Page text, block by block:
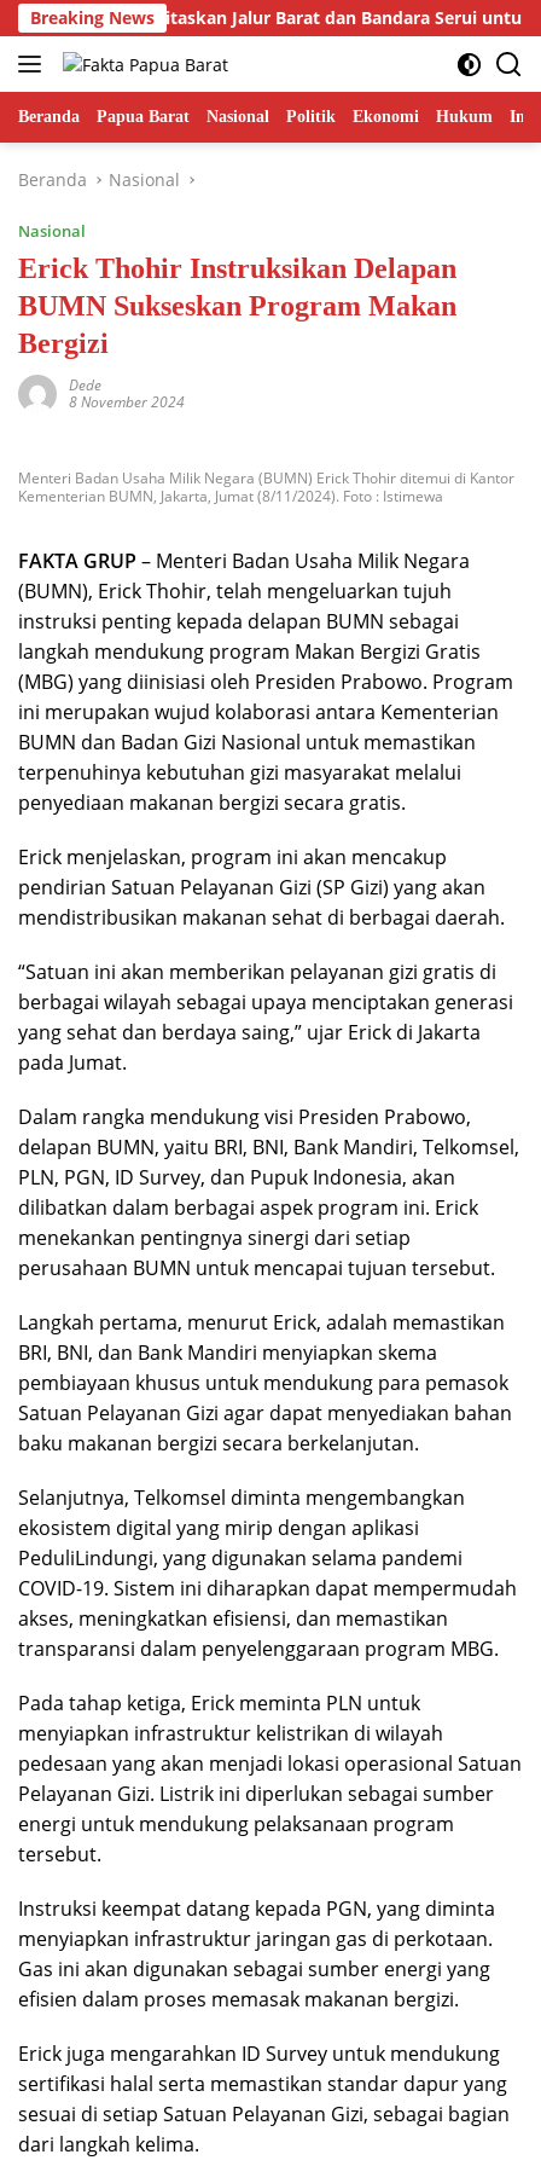
Langsung
ke
konten
Breaking News
Fakhiri Prioritaskan Jalur Barat dan Bandara Serui untuk
Beranda Papua Barat Nasional Politik Ekonomi Hukum
Beranda Nasional
Nasional
Erick Thohir Instruksikan Delapan
BUMN Sukseskan Program Makan
Bergizi
Dede
8 November 2024
Menteri Badan Usaha Milik Negara (BUMN) Erick Thohir ditemui di Kantor
Kementerian BUMN, Jakarta, Jumat (8/11/2024). Foto : Istimewa
FAKTA GRUP – Menteri Badan Usaha Milik Negara
(BUMN), Erick Thohir, telah mengeluarkan tujuh
instruksi penting kepada delapan BUMN sebagai
langkah mendukung program Makan Bergizi Gratis
(MBG) yang diinisiasi oleh Presiden Prabowo. Program
ini merupakan wujud kolaborasi antara Kementerian
BUMN dan Badan Gizi Nasional untuk memastikan
terpenuhinya kebutuhan gizi masyarakat melalui
penyediaan makanan bergizi secara gratis.
Erick menjelaskan, program ini akan mencakup
pendirian Satuan Pelayanan Gizi (SP Gizi) yang akan
mendistribusikan makanan sehat di berbagai daerah.
“Satuan ini akan memberikan pelayanan gizi gratis di
berbagai wilayah sebagai upaya menciptakan generasi
yang sehat dan berdaya saing,” ujar Erick di Jakarta
pada Jumat.
Dalam rangka mendukung visi Presiden Prabowo,
delapan BUMN, yaitu BRI, BNI, Bank Mandiri, Telkomsel,
PLN, PGN, ID Survey, dan Pupuk Indonesia, akan
dilibatkan dalam berbagai aspek program ini. Erick
menekankan pentingnya sinergi dari setiap
perusahaan BUMN untuk mencapai tujuan tersebut.
Langkah pertama, menurut Erick, adalah memastikan
BRI, BNI, dan Bank Mandiri menyiapkan skema
pembiayaan khusus untuk mendukung para pemasok
Satuan Pelayanan Gizi agar dapat menyediakan bahan
baku makanan bergizi secara berkelanjutan.
Selanjutnya, Telkomsel diminta mengembangkan
ekosistem digital yang mirip dengan aplikasi
PeduliLindungi, yang digunakan selama pandemi
COVID-19. Sistem ini diharapkan dapat mempermudah
akses, meningkatkan efisiensi, dan memastikan
transparansi dalam penyelenggaraan program MBG.
Pada tahap ketiga, Erick meminta PLN untuk
menyiapkan infrastruktur kelistrikan di wilayah
pedesaan yang akan menjadi lokasi operasional Satuan
Pelayanan Gizi. Listrik ini diperlukan sebagai sumber
energi untuk mendukung pelaksanaan program
tersebut.
Instruksi keempat datang kepada PGN, yang diminta
menyiapkan infrastruktur jaringan gas di perkotaan.
Gas ini akan digunakan sebagai sumber energi yang
efisien dalam proses memasak makanan bergizi.
Erick juga mengarahkan ID Survey untuk mendukung
sertifikasi halal serta memastikan standar dapur yang
sesuai di setiap Satuan Pelayanan Gizi, sebagai bagian
dari langkah kelima.